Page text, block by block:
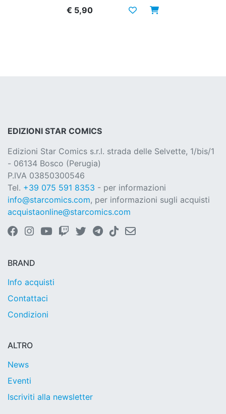
€ 5,90
EDIZIONI STAR COMICS
Edizioni Star Comics s.r.l. strada delle Selvette, 1/bis/1
- 06134 Bosco (Perugia)
P.IVA 03850300546
Tel. +39 075 591 8353 - per informazioni
info@starcomics.com, per informazioni sugli acquisti
acquistaonline@starcomics.com
BRAND
Info acquisti
Contattaci
Condizioni
ALTRO
News
Eventi
Iscriviti alla newsletter